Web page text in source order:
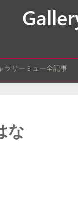
ラリーミュー全記事
な